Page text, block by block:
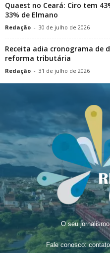
Quaest no Ceará: Ciro tem
33% de Elmano
Redação - 30 de julho de 2026
Receita adia cronograma de
reforma tributária
Redação - 31 de julho de 2026
O seu
Fale conosco: